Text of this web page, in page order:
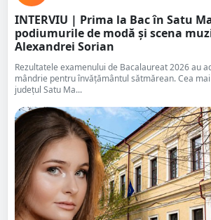
INTERVIU | Prima la Bac în Satu
podiumurile de modă și scena
Alexandrei Sorian
Rezultatele examenului de Bacalaureat 2026 au
mândrie pentru învățământul sătmărean. Cea
județul Satu Ma...